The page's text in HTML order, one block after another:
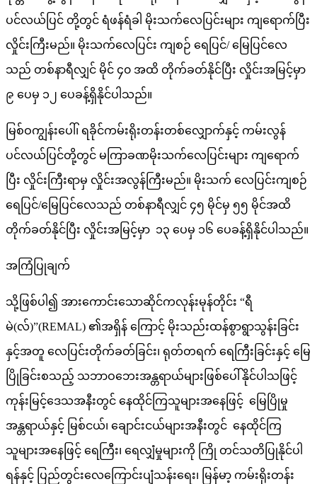
ပင်လယ်ပြင် တို့တွင် ရံဖန်ရံခါ မိုးသက်လေပြင်းများ ကျရောက်ပြီး
လှိုင်းကြီးမည်။ မိုးသက်လေပြင်း ကျစဉ် ရေပြင်/ မြေပြင်လေ
သည် တစ်နာရီလျှင် မိုင် ၄၀ အထိ တိုက်ခတ်နိုင်ပြီး လှိုင်းအမြင့်မှာ
၉ ပေမှ ၁၂ ပေခန့်ရှိနိုင်ပါသည်။
မြစ်ဝကျွန်းပေါ်၊ ရခိုင်ကမ်းရိုးတန်းတစ်လျှောက်နှင့် ကမ်းလွန်
ပင်လယ်ပြင်တို့တွင် မကြာခဏမိုးသက်လေပြင်းများ ကျရောက်
ပြီး လှိုင်းကြီးရာမှ လှိုင်းအလွန်ကြီးမည်။ မိုးသက် လေပြင်းကျစဉ်
ရေပြင်/မြေပြင်လေသည် တစ်နာရီလျှင် ၄၅ မိုင်မှ ၅၅ မိုင်အထိ
တိုက်ခတ်နိုင်ပြီး လှိုင်းအမြင့်မှာ ၁၃ ပေမှ ၁၆ ပေခန့်ရှိနိုင်ပါသည်။
အကြံပြုချက်
သို့ဖြစ်ပါ၍ အားကောင်းသောဆိုင်ကလုန်းမုန်တိုင်း “ရီ
မဲ(လ်)”(REMAL) ၏အရှိန် ကြောင့် မိုးသည်းထန်စွာရွာသွန်းခြင်း
နှင့်အတူ လေပြင်းတိုက်ခတ်ခြင်း၊ ရုတ်တရက် ရေကြီးခြင်းနှင့် မြေ
ပြိုခြင်းစသည့် သဘာဝဘေးအန္တရာယ်များဖြစ်ပေါ်နိုင်ပါသဖြင့်
ကုန်းမြင့်ဒေသအနီးတွင် နေထိုင်ကြသူများအနေဖြင့် မြေပြိုမှု
အန္တရာယ်နှင့် မြစ်ငယ်၊ ချောင်းငယ်များအနီးတွင် နေထိုင်ကြ
သူများအနေဖြင့် ရေကြီး၊ ရေလျှံမှုများကို ကြို တင်သတိပြုနိုင်ပါ
ရန်နှင့် ပြည်တွင်းလေကြောင်းပျံသန်းရေး၊ မြန်မာ့ ကမ်းရိုးတန်း